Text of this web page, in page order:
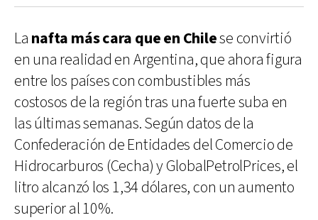
La nafta más cara que en Chilese convirtió
en una realidad en Argentina, que ahora figura
entre los países con combustibles más
costosos de la región tras una fuerte suba en
las últimas semanas. Según datos de la
Confederación de Entidades del Comercio de
Hidrocarburos (Cecha) y GlobalPetrolPrices, el
litro alcanzó los 1,34 dólares, con un aumento
superior al 10%.